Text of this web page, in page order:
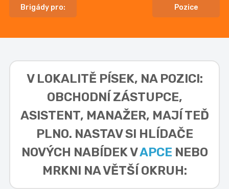
Brigády pro: Pozice
V LOKALITĚ PÍSEK, NA POZICI:
OBCHODNÍ ZÁSTUPCE,
ASISTENT, MANAŽER, MAJÍ TEĎ
PLNO. NASTAV SI HLÍDAČE
NOVÝCH NABÍDEK VAPCE NEBO
MRKNI NA VĚTŠÍ OKRUH: